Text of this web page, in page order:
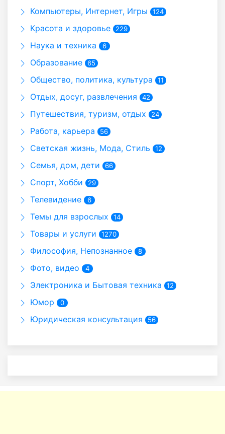
Компьютеры, Интернет, Игры 124
Красота и здоровье 229
Наука и техника 6
Образование 65
Общество, политика, культура 11
Отдых, досуг, развлечения 42
Путешествия, туризм, отдых 24
Работа, карьера 56
Светская жизнь, Мода, Стиль 12
Семья, дом, дети 66
Спорт, Хобби 29
Телевидение 6
Темы для взрослых 14
Товары и услуги 1270
Философия, Непознанное 8
Фото, видео 4
Электроника и Бытовая техника 12
Юмор 0
Юридическая консультация 56